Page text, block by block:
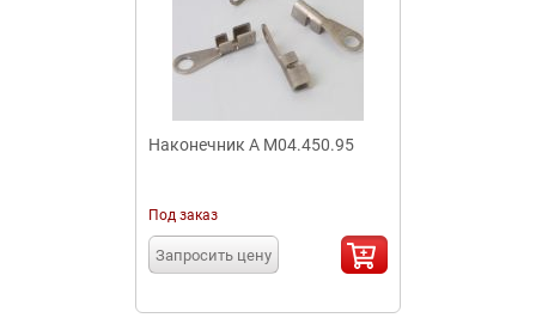
Наконечник А М04.450.95
Под заказ
Запросить цену